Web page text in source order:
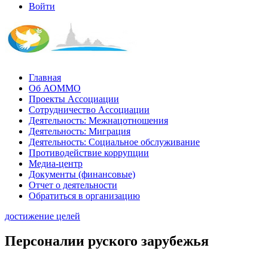
Войти
Главная
Об АОММО
Проекты Ассоциации
Сотрудничество Ассоциации
Деятельность: Межнацотношения
Деятельность: Миграция
Деятельность: Социальное обслуживание
Противодействие коррупции
Медиа-центр
Документы (финансовые)
Отчет о деятельности
Обратиться в организацию
достижение целей
Персоналии руского зарубежья